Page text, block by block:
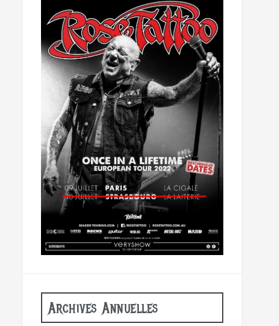
Archives Annuelles